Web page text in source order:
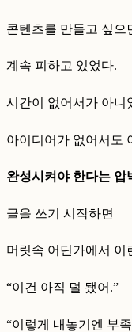
콘텐츠를 만들고 싶으
계속 피하고 있었다.
시간이 없어서가 아니
아이디어가 없어서도
완성시켜야 한다는 압
글을 쓰기 시작하면
머릿속 어딘가에서 이
“이건 아직 덜 됐어.”
“이렇게 내놓기엔 부